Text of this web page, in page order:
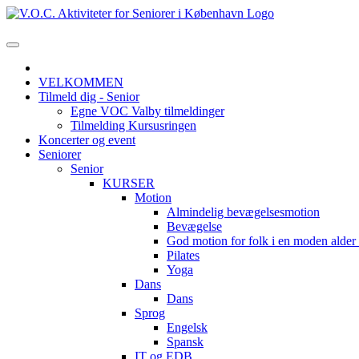
VELKOMMEN
Tilmeld dig - Senior
Egne VOC Valby tilmeldinger
Tilmelding Kursusringen
Koncerter og event
Seniorer
Senior
KURSER
Motion
Almindelig bevægelsesmotion
Bevægelse
God motion for folk i en moden
Pilates
Yoga
Dans
Dans
Sprog
Engelsk
Spansk
IT og EDB